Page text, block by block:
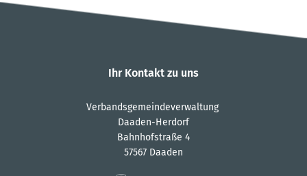
Ihr Kontakt zu uns
Verbandsgemeindeverwaltung
Daaden-Herdorf
Bahnhofstraße 4
57567 Daaden